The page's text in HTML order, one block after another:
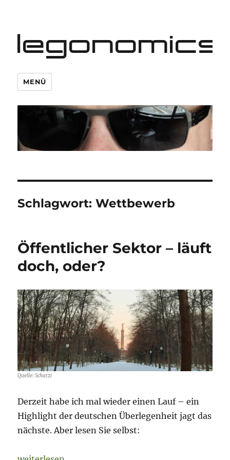
legonomics
MENÜ
Schlagwort:Wettbewerb
Öffentlicher Sektor – läuft
doch, oder?
Quelle: Schatzi
Derzeit habe ich mal wieder einen Lauf – ein
Highlight der deutschen Überlegenheit jagt das
nächste. Aber lesen Sie selbst: